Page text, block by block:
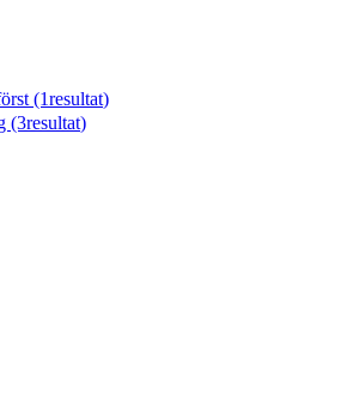
(1resultat)
(3resultat)